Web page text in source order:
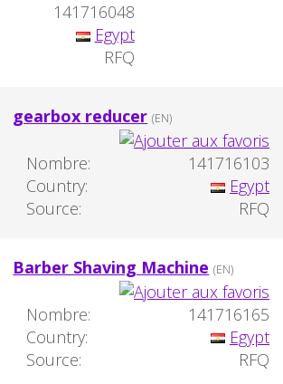
141716048
Egypt
RFQ
gearbox reducer (EN)
Nombre:
141716103
Country:
Egypt
Source:
RFQ
Barber Shaving Machine (EN)
Nombre:
141716165
Country:
Egypt
Source:
RFQ